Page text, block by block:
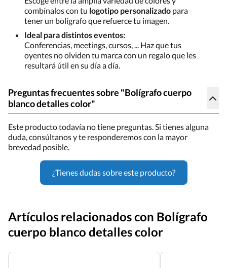
combínalos con tu logotipo personalizado para
tener un bolígrafo que refuerce tu imagen.
Ideal para distintos eventos:
Conferencias, meetings, cursos, ... Haz que tus
oyentes no olviden tu marca con un regalo que les
resultará útil en su día a día.
Preguntas frecuentes sobre "Bolígrafo cuerpo
blanco detalles color"
Este producto todavía no tiene preguntas. Si tienes alguna
duda, consúltanos y te responderemos con la mayor
brevedad posible.
¿Tienes dudas sobre este producto?
Artículos relacionados con Bolígrafo
cuerpo blanco detalles color